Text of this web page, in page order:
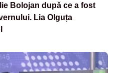
Bolojan după ce a fost
Lia Olguța